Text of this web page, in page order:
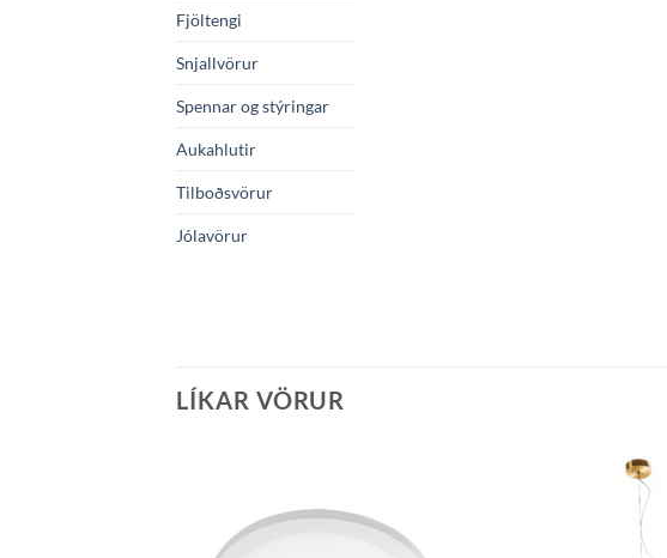
Fjöltengi
Snjallvörur
Spennar og stýringar
Aukahlutir
Tilboðsvörur
Jólavörur
LÍKAR VÖRUR